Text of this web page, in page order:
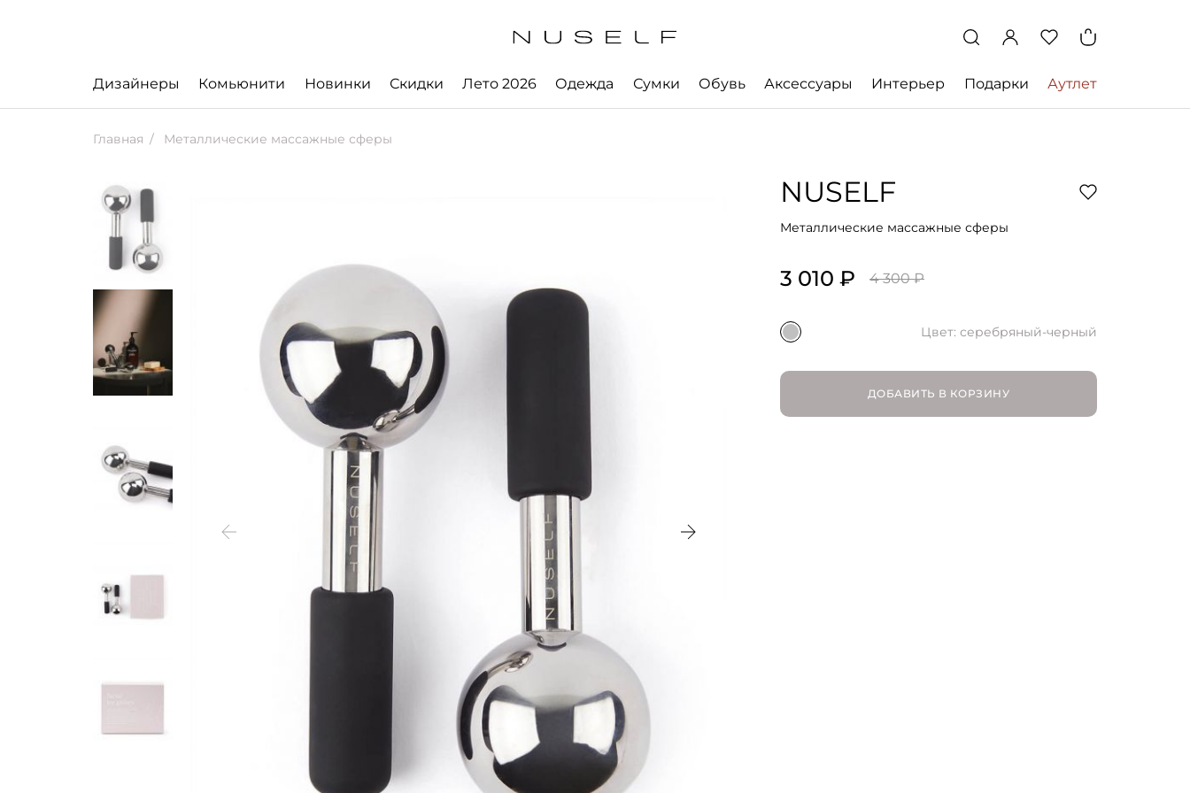
Дизайнеры Комьюнити Новинки Скидки Лето 2026 Одежда Сумки Обувь Аксессуары Интерьер Подарки Аутлет
Главная Металлические массажные сферы
NUSELF
Металлические массажные сферы
3 010 ₽ 4 300 ₽
Цвет: серебряный-черный
ДОБАВИТЬ В КОРЗИНУ